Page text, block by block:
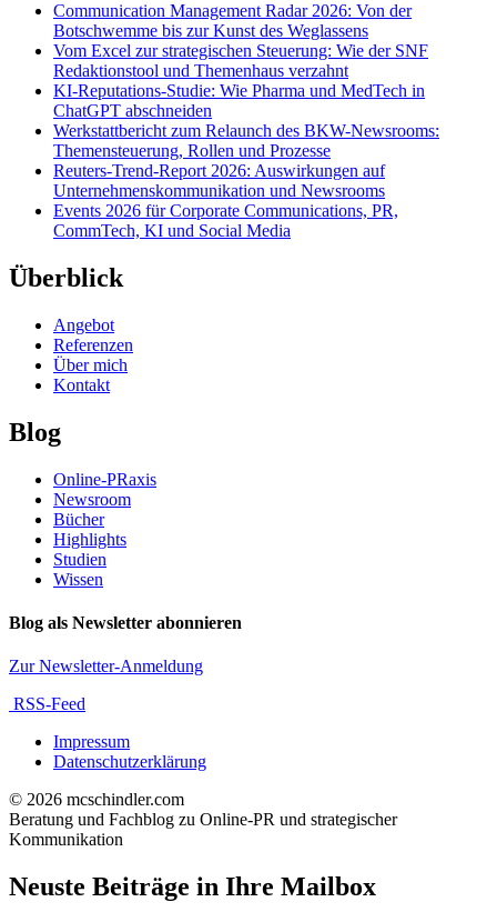
Communication Management Radar 2026: Von der
Botschwemme bis zur Kunst des Weglassens
Vom Excel zur strategischen Steuerung: Wie der SNF
Redaktionstool und Themenhaus verzahnt
KI-Reputations-Studie: Wie Pharma und MedTech in
ChatGPT abschneiden
Werkstattbericht zum Relaunch des BKW-Newsrooms:
Themensteuerung, Rollen und Prozesse
Reuters-Trend-Report 2026: Auswirkungen auf
Unternehmenskommunikation und Newsrooms
Events 2026 für Corporate Communications, PR,
CommTech, KI und Social Media
Überblick
Angebot
Referenzen
Über mich
Kontakt
Blog
Online-PRaxis
Newsroom
Bücher
Highlights
Studien
Wissen
Blog als Newsletter abonnieren
Zur Newsletter-Anmeldung
RSS-Feed
Impressum
Datenschutzerklärung
© 2026 mcschindler.com
Beratung und Fachblog zu Online-PR und strategischer
Kommunikation
Neuste Beiträge in Ihre Mailbox